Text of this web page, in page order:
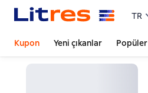
TR
Kupon Yeni çıkanlar Popüler